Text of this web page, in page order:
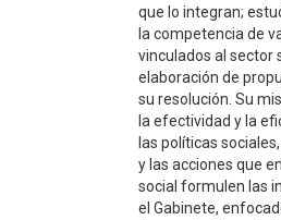
que lo integran;
la competencia de
vinculados al sector
elaboración de
su resolución. Su
la efectividad y la
las políticas
y las acciones que
social formulen las
el Gabinete,